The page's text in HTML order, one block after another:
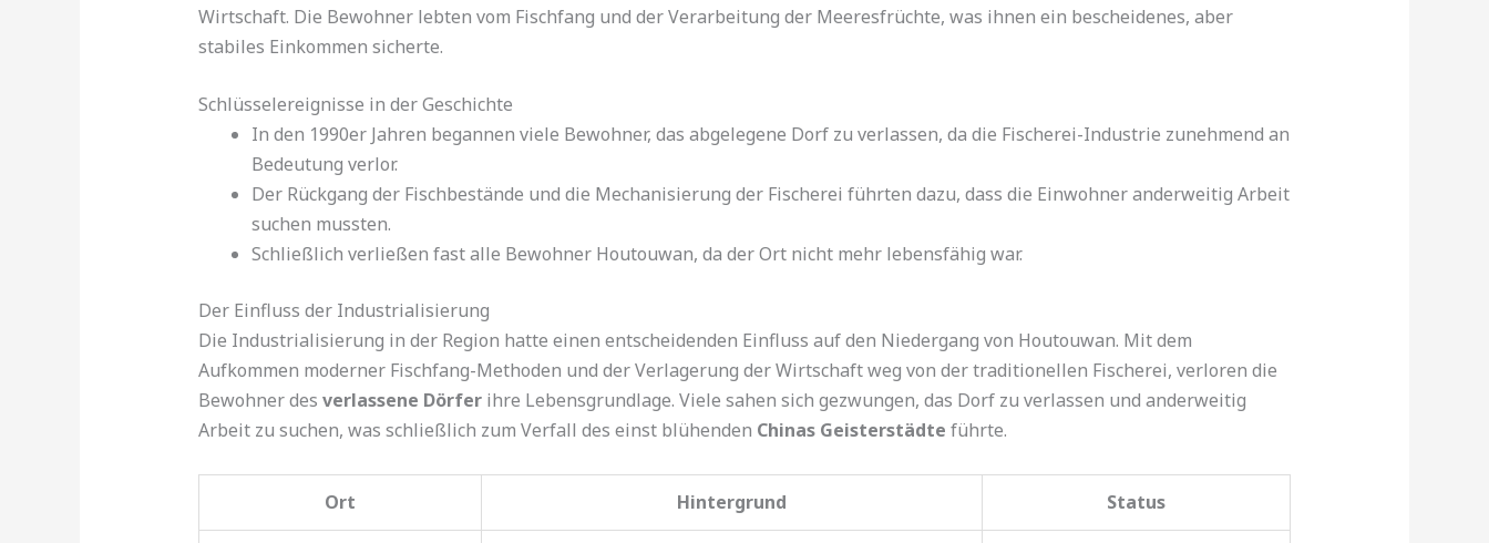
Wirtschaft. Die Bewohner lebten vom Fischfang und der Verarbeitung der Meeresfrüchte, was ihnen ein bescheidenes, aber
stabiles Einkommen sicherte.
Schlüsselereignisse in der Geschichte
In den 1990er Jahren begannen viele Bewohner, das abgelegene Dorf zu verlassen, da die Fischerei-Industrie zunehmend an
Bedeutung verlor.
Der Rückgang der Fischbestände und die Mechanisierung der Fischerei führten dazu, dass die Einwohner anderweitig Arbeit
suchen mussten.
Schließlich verließen fast alle Bewohner Houtouwan, da der Ort nicht mehr lebensfähig war.
Der Einfluss der Industrialisierung
Die Industrialisierung in der Region hatte einen entscheidenden Einfluss auf den Niedergang von Houtouwan. Mit dem
Aufkommen moderner Fischfang-Methoden und der Verlagerung der Wirtschaft weg von der traditionellen Fischerei, verloren die
Bewohner des verlassene Dörferihre Lebensgrundlage. Viele sahen sich gezwungen, das Dorf zu verlassen und anderweitig
Arbeit zu suchen, was schließlich zum Verfall des einst blühenden Chinas Geisterstädte führte.
Ort Hintergrund Status